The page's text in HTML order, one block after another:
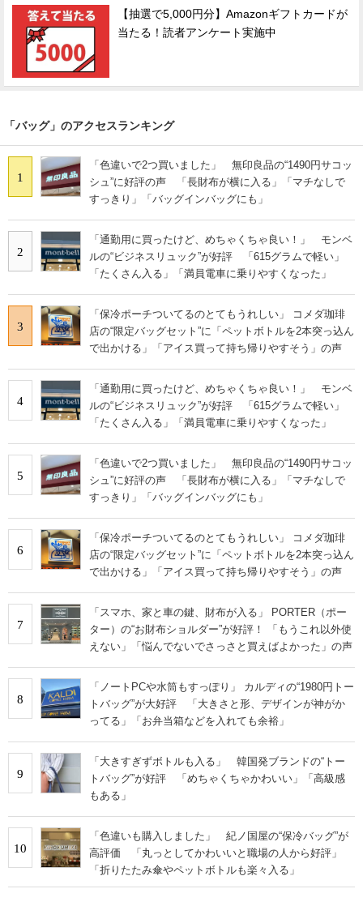
【抽選で5,000円分】Amazonギフトカードが
当たる！読者アンケート実施中
「バッグ」のアクセスランキング
1
「色違いで2つ買いました」 無印良品の“1490円サコッ
シュ”に好評の声 「長財布が横に入る」「マチなしで
すっきり」「バッグインバッグにも」
2
「通勤用に買ったけど、めちゃくちゃ良い！」 モンベ
ルの“ビジネスリュック”が好評 「615グラムで軽い」
「たくさん入る」「満員電車に乗りやすくなった」
3
「保冷ポーチついてるのとてもうれしい」 コメダ珈琲
店の“限定バッグセット”に「ペットボトルを2本突っ込ん
で出かける」「アイス買って持ち帰りやすそう」の声
4
「通勤用に買ったけど、めちゃくちゃ良い！」 モンベ
ルの“ビジネスリュック”が好評 「615グラムで軽い」
「たくさん入る」「満員電車に乗りやすくなった」
5
「色違いで2つ買いました」 無印良品の“1490円サコッ
シュ”に好評の声 「長財布が横に入る」「マチなしで
すっきり」「バッグインバッグにも」
6
「保冷ポーチついてるのとてもうれしい」 コメダ珈琲
店の“限定バッグセット”に「ペットボトルを2本突っ込ん
で出かける」「アイス買って持ち帰りやすそう」の声
7
「スマホ、家と車の鍵、財布が入る」 PORTER（ポー
ター）の“お財布ショルダー”が好評！ 「もうこれ以外使
えない」「悩んでないでさっさと買えばよかった」の声
8
「ノートPCや水筒もすっぽり」 カルディの“1980円トー
トバッグ”が大好評 「大きさと形、デザインが神がか
ってる」「お弁当箱などを入れても余裕」
9
「大きすぎずボトルも入る」 韓国発ブランドの“トー
トバッグ”が好評 「めちゃくちゃかわいい」「高級感
もある」
10
「色違いも購入しました」 紀ノ国屋の“保冷バッグ”が
高評価 「丸っとしてかわいいと職場の人から好評」
「折りたたみ傘やペットボトルも楽々入る」